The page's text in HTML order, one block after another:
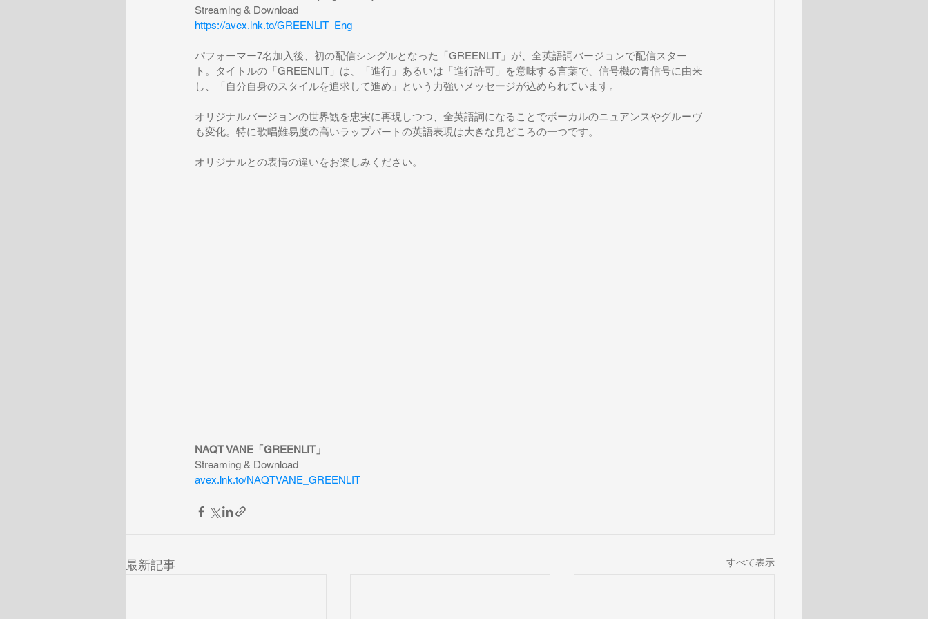
Streaming & Download
https://avex.lnk.to/GREENLIT_Eng
パフォーマー7名加入後、初の配信シングルとなった「GREENLIT」が、全英語詞バージョンで配信スター
ト。タイトルの「GREENLIT」は、「進行」あるいは「進行許可」を意味する言葉で、信号機の青信号に由来
し、「自分自身のスタイルを追求して進め」という力強いメッセージが込められています。
オリジナルバージョンの世界観を忠実に再現しつつ、全英語詞になることでボーカルのニュアンスやグルーヴ
も変化。特に歌唱難易度の高いラップパートの英語表現は大きな見どころの一つです。
オリジナルとの表情の違いをお楽しみください。
NAQT VANE 「GREENLIT」
Streaming & Download
avex.lnk.to/NAQTVANE_GREENLIT
最新記事 すべて表示